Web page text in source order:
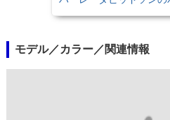
モデル／カラー／関連情報